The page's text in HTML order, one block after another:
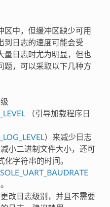
区中，但缓冲区缺少可用
到日志的速度可能会受
量日志时尤为明显，但也
题，可以采取以下几种方
（引导加载程序日
）来减少日志
小二进制文件大小，还可
化字符串的时间。
改日志级别，并且不需要